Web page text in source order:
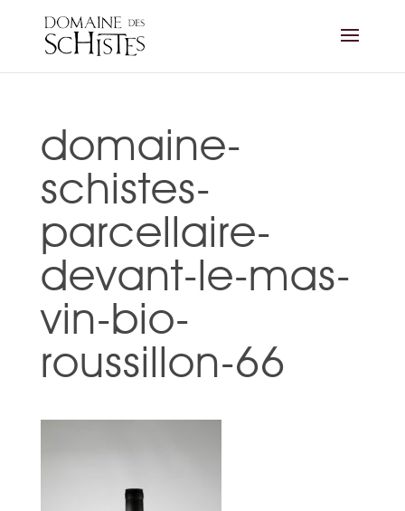
domaine-
schistes-
parcellaire-
devant-le-mas-
vin-bio-
roussillon-66